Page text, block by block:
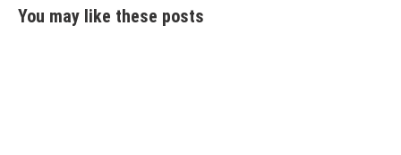
You may like these posts